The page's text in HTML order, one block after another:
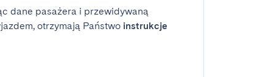
dane pasażera i przewidywaną
otrzymają Państwo instrukcje